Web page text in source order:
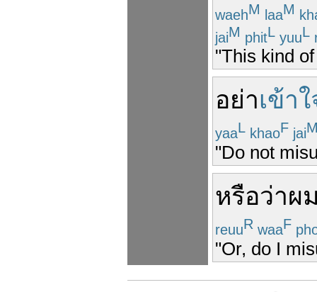
waehM laaM
jaiM phitL yuuL
"This kind
อย่าเข้า
yaaL khaoF jai
"Do not
หรือว่าผ
reuuR waaF
"Or, do I